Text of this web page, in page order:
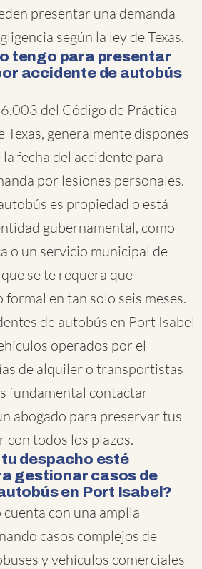
presentar una demanda
según la ley de Texas.
tengo para presentar
accidente de autobús
del Código de Práctica
Texas, generalmente dispones
fecha del accidente para
por lesiones personales.
es propiedad o está
gubernamental, como
o un servicio municipal de
se te requera que
en tan solo seis meses.
de autobús en Port Isabel
operados por el
de alquiler o transportistas
fundamental contactar
abogado para preservar tus
con todos los plazos.
tu despacho esté
gestionar casos de
en Port Isabel?
con una amplia
casos complejos de
y vehículos comerciales